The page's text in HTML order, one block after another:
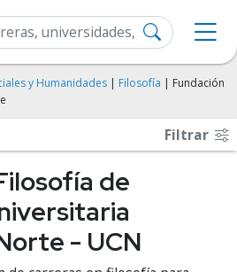
y Humanidades | Filosofía | Fundación
Filtrar
de
- UCN